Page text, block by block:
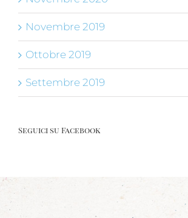
Novembre 2019
Ottobre 2019
Settembre 2019
Seguici su Facebook